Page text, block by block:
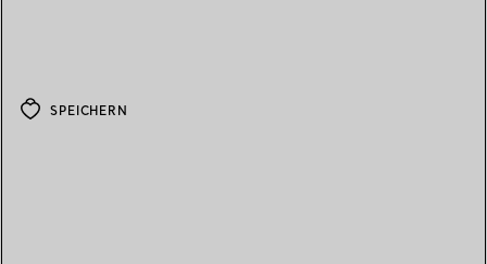
SPEICHERN